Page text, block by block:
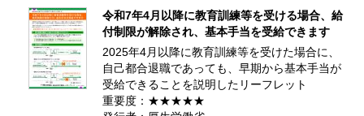
令和7年4月以降に教育訓練等を受ける場合、給
付制限が解除され、基本手当を受給できます
2025年4月以降に教育訓練等を受けた場合に、
自己都合退職であっても、早期から基本手当が
受給できることを説明したリーフレット
重要度：★★★★★